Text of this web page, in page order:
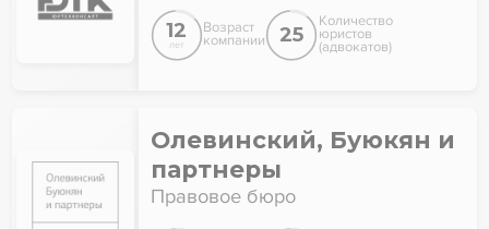
12
лет
Возраст
компании 25
Количество
юристов
(адвокатов)
Олевинский, Буюкян и
партнеры
Правовое бюро